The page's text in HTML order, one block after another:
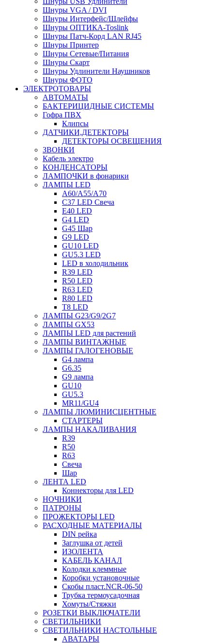
Шнуры VGA / DVI
Шнуры Интерфейс/Шлейфы
Шнуры ОПТИКА-Toslink
Шнуры Патч-Корд LAN RJ45
Шнуры Принтер
Шнуры Сетевые/Питания
Шнуры Скарт
Шнуры Удлинители Наушников
Шнуры ФОТО
ЭЛЕКТРОТОВАРЫ
АВТОМАТЫ
БАКТЕРИЦИДНЫЕ СИСТЕМЫ
Гофра ПВХ
Клипсы
ДАТЧИКИ,ДЕТЕКТОРЫ
ДЕТЕКТОРЫ ОСВЕЩЕНИЯ
ЗВОНКИ
Кабель электро
КОНДЕНСАТОРЫ
ЛАМПОЧКИ в фонарики
ЛАМПЫ LED
A60/A55/A70
C37 LED Свеча
E40 LED
G4 LED
G45 Шар
G9 LED
GU10 LED
GU5.3 LED
LED в холодильник
R39 LED
R50 LED
R63 LED
R80 LED
T8 LED
ЛАМПЫ G23/G9/2G7
ЛАМПЫ GX53
ЛАМПЫ LED для растений
ЛАМПЫ ВИНТАЖНЫЕ
ЛАМПЫ ГАЛОГЕНОВЫЕ
G4 лампа
G6.35
G9 лампа
GU10
GU5.3
MR11/GU4
ЛАМПЫ ЛЮМИНИСЦЕНТНЫЕ
СТАРТЕРЫ
ЛАМПЫ НАКАЛИВАНИЯ
R39
R50
R63
Свеча
Шар
ЛЕНТА LED
Коннекторы для LED
НОЧНИКИ
ПАТРОНЫ
ПРОЖЕКТОРЫ LED
РАСХОДНЫЕ МАТЕРИАЛЫ
DIN рейка
Заглушка от детей
ИЗОЛЕНТА
КАБЕЛЬ КАНАЛ
Колодки клеммные
Коробки установочные
Скобы пласт.NCR-06-50
Трубка термоусадочная
Хомуты/Стяжки
РОЗЕТКИ ВЫКЛЮЧАТЕЛИ
СВЕТИЛЬНИКИ
СВЕТИЛЬНИКИ НАСТОЛЬНЫЕ
АВАТАРЫ